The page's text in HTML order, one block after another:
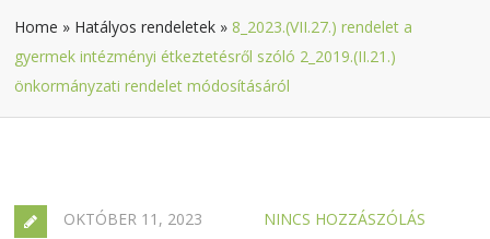
Home » Hatályos rendeletek » 8_2023.(VII.27.) rendelet a
gyermek intézményi étkeztetésről szóló 2_2019.(II.21.)
önkormányzati rendelet módosításáról
OKTÓBER 11, 2023 NINCS HOZZÁSZÓLÁS